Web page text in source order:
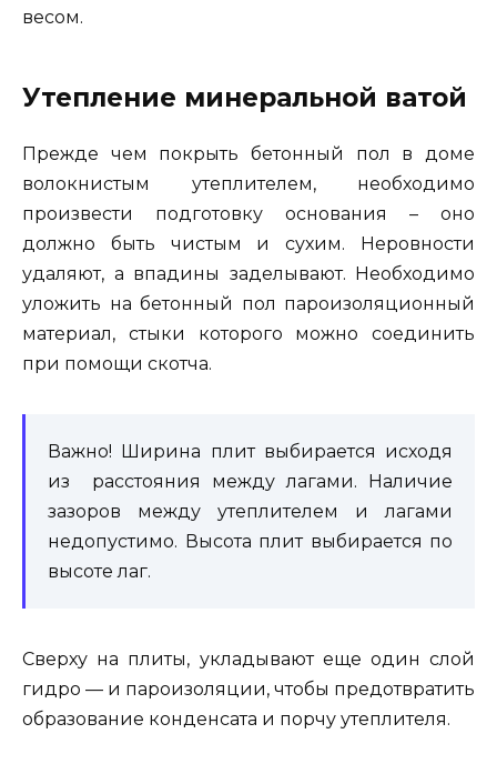
весом.
Утепление минеральной ватой
Прежде чем покрыть бетонный пол в доме
волокнистым утеплителем, необходимо
произвести подготовку основания – оно
должно быть чистым и сухим. Неровности
удаляют, а впадины заделывают. Необходимо
уложить на бетонный пол пароизоляционный
материал, стыки которого можно соединить
при помощи скотча.
Важно! Ширина плит выбирается исходя
из расстояния между лагами. Наличие
зазоров между утеплителем и лагами
недопустимо. Высота плит выбирается по
высоте лаг.
Сверху на плиты, укладывают еще один слой
гидро — и пароизоляции, чтобы предотвратить
образование конденсата и порчу утеплителя.